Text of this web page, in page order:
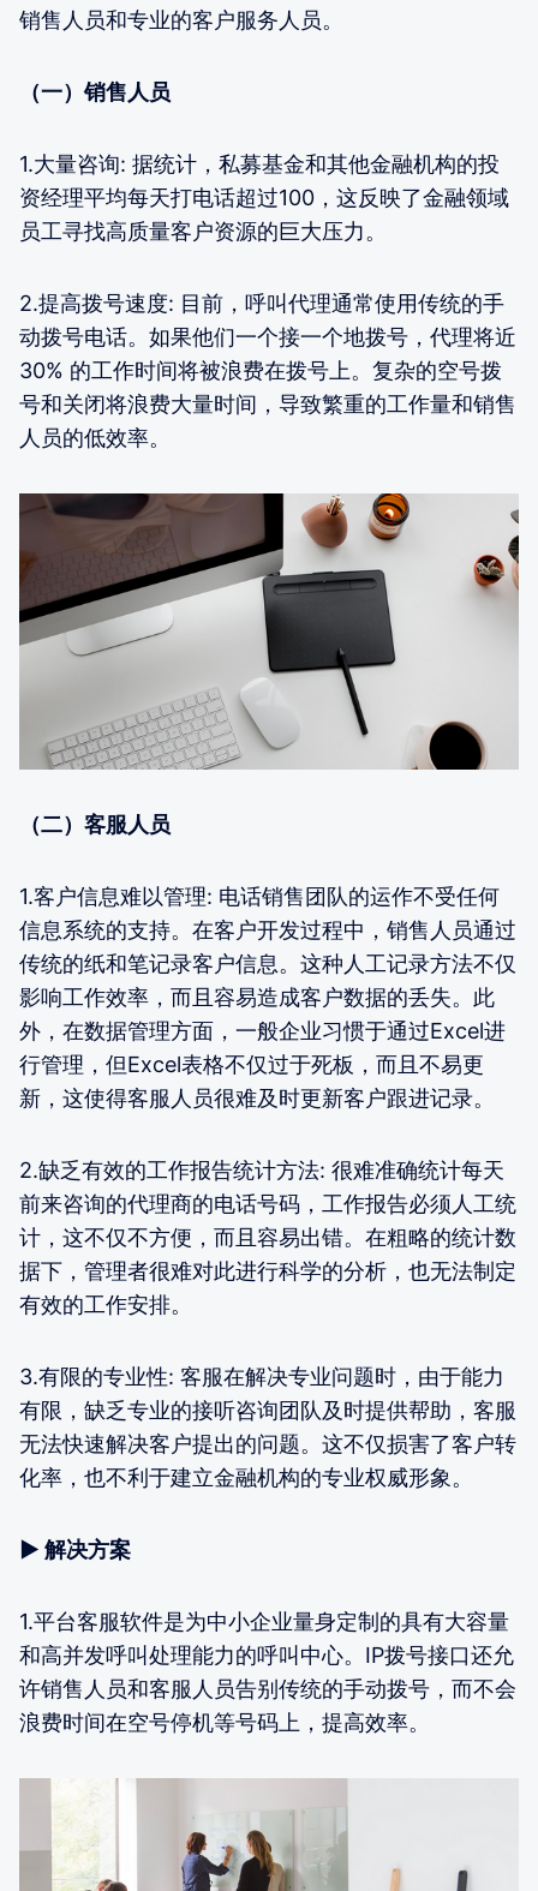
销售人员和专业的客户服务人员。
（一）销售人员
1.大量咨询: 据统计，私募基金和其他金融机构的投
资经理平均每天打电话超过100，这反映了金融领域
员工寻找高质量客户资源的巨大压力。
2.提高拨号速度: 目前，呼叫代理通常使用传统的手
动拨号电话。如果他们一个接一个地拨号，代理将近
30% 的工作时间将被浪费在拨号上。复杂的空号拨
号和关闭将浪费大量时间，导致繁重的工作量和销售
人员的低效率。
（二）客服人员
1.客户信息难以管理: 电话销售团队的运作不受任何
信息系统的支持。在客户开发过程中，销售人员通过
传统的纸和笔记录客户信息。这种人工记录方法不仅
影响工作效率，而且容易造成客户数据的丢失。此
外，在数据管理方面，一般企业习惯于通过Excel进
行管理，但Excel表格不仅过于死板，而且不易更
新，这使得客服人员很难及时更新客户跟进记录。
2.缺乏有效的工作报告统计方法: 很难准确统计每天
前来咨询的代理商的电话号码，工作报告必须人工统
计，这不仅不方便，而且容易出错。在粗略的统计数
据下，管理者很难对此进行科学的分析，也无法制定
有效的工作安排。
3.有限的专业性: 客服在解决专业问题时，由于能力
有限，缺乏专业的接听咨询团队及时提供帮助，客服
无法快速解决客户提出的问题。这不仅损害了客户转
化率，也不利于建立金融机构的专业权威形象。
▶ 解决方案
1.平台客服软件是为中小企业量身定制的具有大容量
和高并发呼叫处理能力的呼叫中心。IP拨号接口还允
许销售人员和客服人员告别传统的手动拨号，而不会
浪费时间在空号停机等号码上，提高效率。